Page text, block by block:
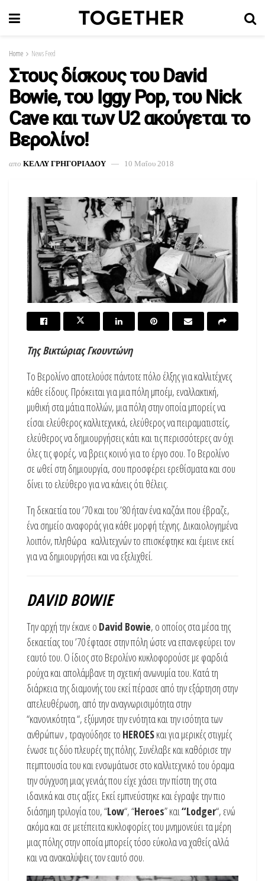
Home News Feed
Στους δίσκους του David
Bowie, του Iggy Pop, του Nick
Cave και των U2 ακούγεται το
Βερολίνο!
απο ΚΕΛΛΥ ΓΡΗΓΟΡΙΑΔΟΥ 10 Μαΐου 2018
Της Βικτώριας Γκουντώνη
Το Βερολίνο αποτελούσε πάντοτε πόλο έλξης για καλλιτέχνες
κάθε είδους. Πρόκειται για μια πόλη μποέμ, εναλλακτική,
μυθική στα μάτια πολλών, μια πόλη στην οποία μπορείς να
είσαι ελεύθερος καλλιτεχνικά, ελεύθερος να πειραματιστείς,
ελεύθερος να δημιουργήσεις κάτι και τις περισσότερες αν όχι
όλες τις φορές, να βρεις κοινό για το έργο σου. Το Βερολίνο
σε ωθεί στη δημιουργία, σου προσφέρει ερεθίσματα και σου
δίνει το ελεύθερο για να κάνεις ότι θέλεις.
Τη δεκαετία του ’70 και του ’80 ήταν ένα καζάνι που έβραζε,
ένα σημείο αναφοράς για κάθε μορφή τέχνης. Δικαιολογημένα
λοιπόν, πληθώρα καλλιτεχνών το επισκέφτηκε και έμεινε εκεί
για να δημιουργήσει και να εξελιχθεί.
DAVID BOWIE
Την αρχή την έκανε ο David Bowie, ο οποίος στα μέσα της
δεκαετίας του ’70 έφτασε στην πόλη ώστε να επανεφεύρει τον
εαυτό του. Ο ίδιος στο Βερολίνο κυκλοφορούσε με φαρδιά
ρούχα και απολάμβανε τη σχετική ανωνυμία του. Κατά τη
διάρκεια της διαμονής του εκεί πέρασε από την εξάρτηση στην
απελευθέρωση, από την αναγνωρισιμότητα στην
“κανονικότητα “, εξύμνησε την ενότητα και την ισότητα των
ανθρώπων , τραγούδησε το HEROESκαι για μερικές στιγμές
ένωσε τις δύο πλευρές της πόλης. Συνέλαβε και καθόρισε την
πεμπτουσία του και ενσωμάτωσε στο καλλιτεχνικό του όραμα
την σύγχυση μιας γενιάς που είχε χάσει την πίστη της στα
ιδανικά και στις αξίες. Εκεί εμπνεύστηκε και έγραψε την πιο
διάσημη τριλογία του, “Low“, “Heroes” και“Lodger“, ενώ
ακόμα και σε μετέπειτα κυκλοφορίες του μνημονεύει τα μέρη
μιας πόλης στην οποία μπορείς τόσο εύκολα να χαθείς αλλά
και να ανακαλύψεις τον εαυτό σου.